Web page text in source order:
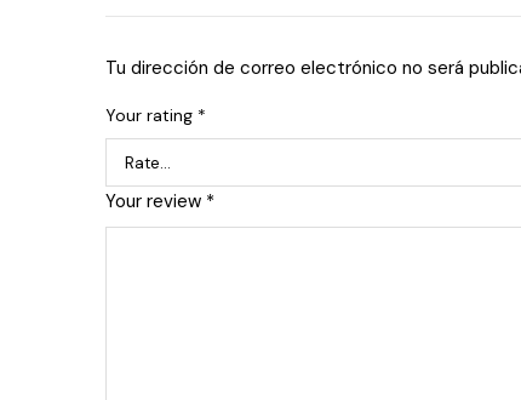
Tu dirección de correo electrónico no será
Your rating *
Your review *